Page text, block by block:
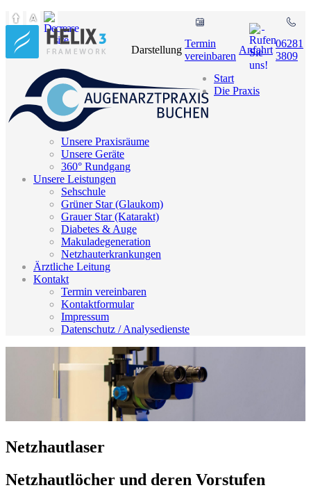
Darstellung
Termin
vereinbaren
Anfahrt
06281
3809
Start
Die Praxis
Unsere Praxisräume
Unsere Geräte
360° Rundgang
Unsere Leistungen
Sehschule
Grüner Star (Glaukom)
Grauer Star (Katarakt)
Diabetes & Auge
Makuladegeneration
Netzhauterkrankungen
Ärztliche Leitung
Kontakt
Termin vereinbaren
Kontaktformular
Impressum
Datenschutz / Analysedienste
Netzhautlaser
Netzhautlöcher und deren Vorstufen